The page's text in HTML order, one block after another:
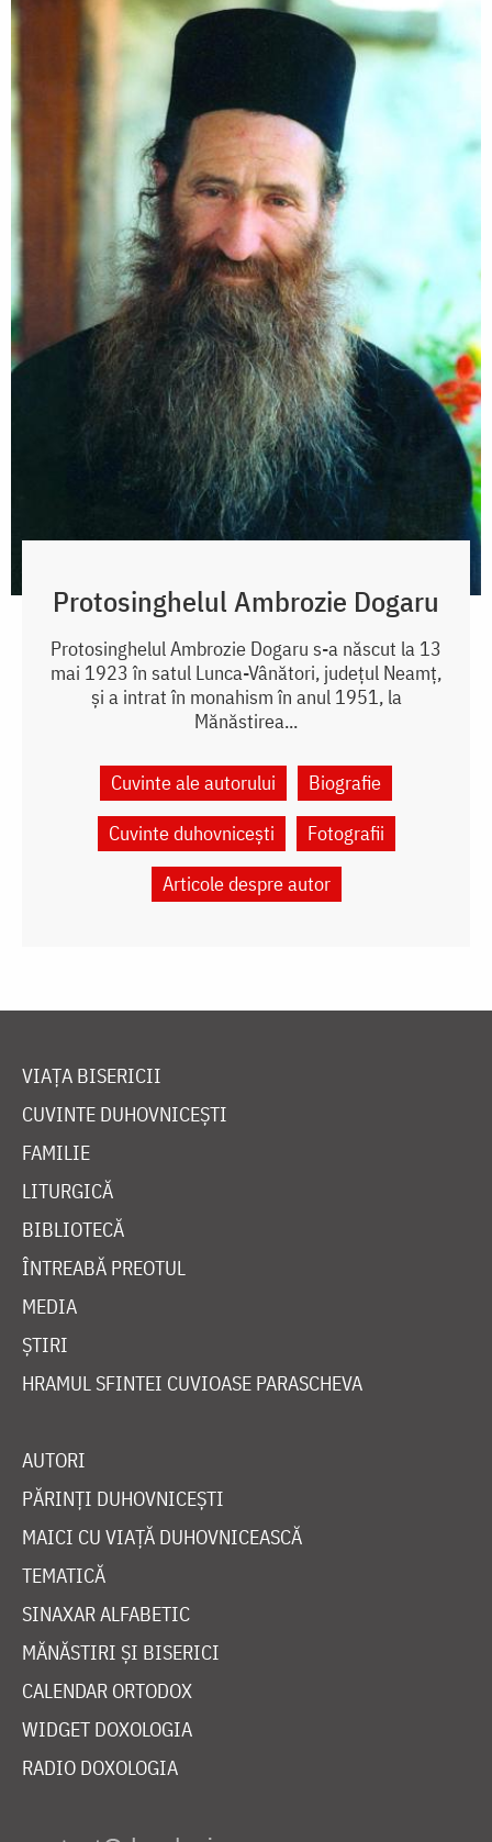
Protosinghelul Ambrozie Dogaru
Protosinghelul Ambrozie Dogaru s-a născut la 13
mai 1923 în satul Lunca-Vânători, județul Neamț,
și a intrat în monahism în anul 1951, la
Mănăstirea...
Cuvinte ale autorului
Biografie
Cuvinte duhovnicești
Fotografii
Articole despre autor
VIAȚA BISERICII
CUVINTE DUHOVNICEȘTI
FAMILIE
LITURGICĂ
BIBLIOTECĂ
ÎNTREABĂ PREOTUL
MEDIA
ȘTIRI
HRAMUL SFINTEI CUVIOASE PARASCHEVA
AUTORI
PĂRINȚI DUHOVNICEȘTI
MAICI CU VIAȚĂ DUHOVNICEASCĂ
TEMATICĂ
SINAXAR ALFABETIC
MĂNĂSTIRI ȘI BISERICI
CALENDAR ORTODOX
WIDGET DOXOLOGIA
RADIO DOXOLOGIA